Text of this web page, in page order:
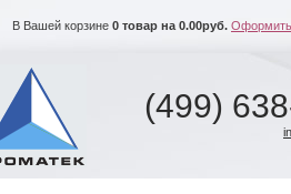
В Вашей корзине 0 товар на 0.00руб. Оформить
(499)